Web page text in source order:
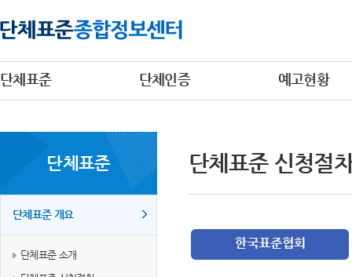
단체표준 단체인증 예고현황
단체표준
단체표준 개요
단체표준 소개
단체표준 신청절